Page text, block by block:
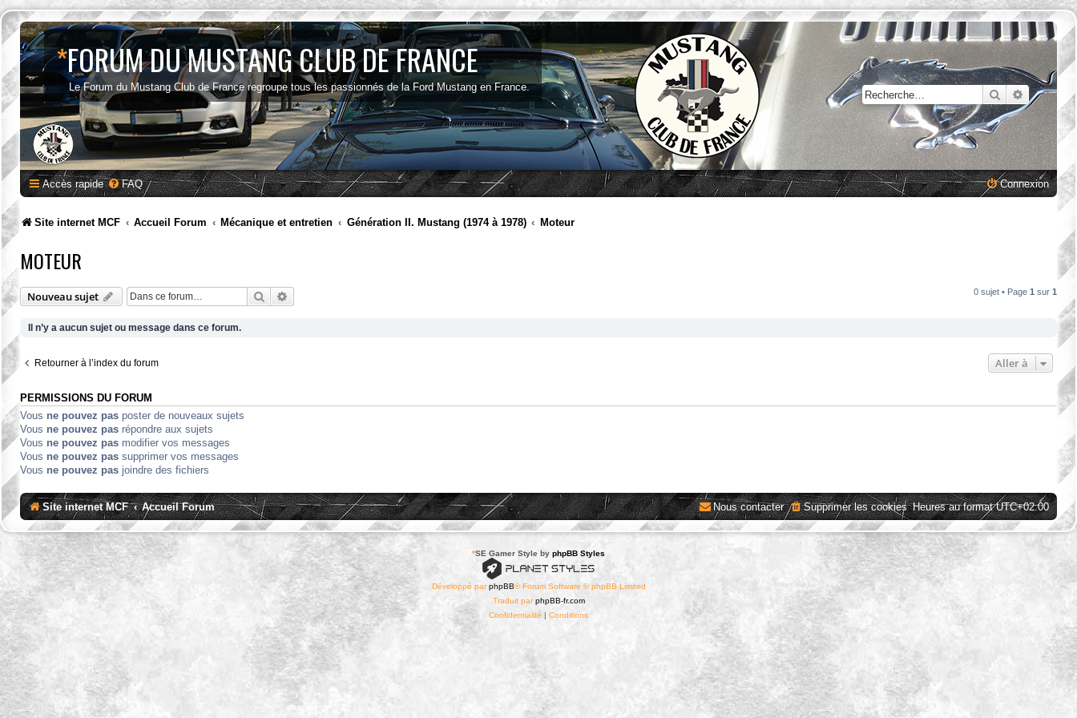
*FORUM DU MUSTANG CLUB DE FRANCE
Le Forum du Mustang Club de France regroupe tous les passionnés de la Ford Mustang en France. Rechercher
Accès rapide FAQ Connexion
Site internet MCF Accueil Forum Mécanique et entretien Génération II. Mustang (1974 à 1978) Moteur
MOTEUR
Nouveau sujet Rechercher 0 sujet • Page 1 sur 1
Il n’y a aucun sujet ou message dans ce forum.
Retourner à l’index du forum Aller à
PERMISSIONS DU FORUM
Vous ne pouvez pas poster de nouveaux sujets
Vous ne pouvez pas répondre aux sujets
Vous ne pouvez pas modifier vos messages
Vous ne pouvez pas supprimer vos messages
Vous ne pouvez pas joindre des fichiers
Site internet MCF Accueil Forum Heures au formatUTC+02:00
Supprimer les cookies
Nous contacter
*SE Gamer Style by phpBB Styles
Développé parphpBB® Forum Software © phpBB Limited
Traduit parphpBB-fr.com
Confidentialité | Conditions